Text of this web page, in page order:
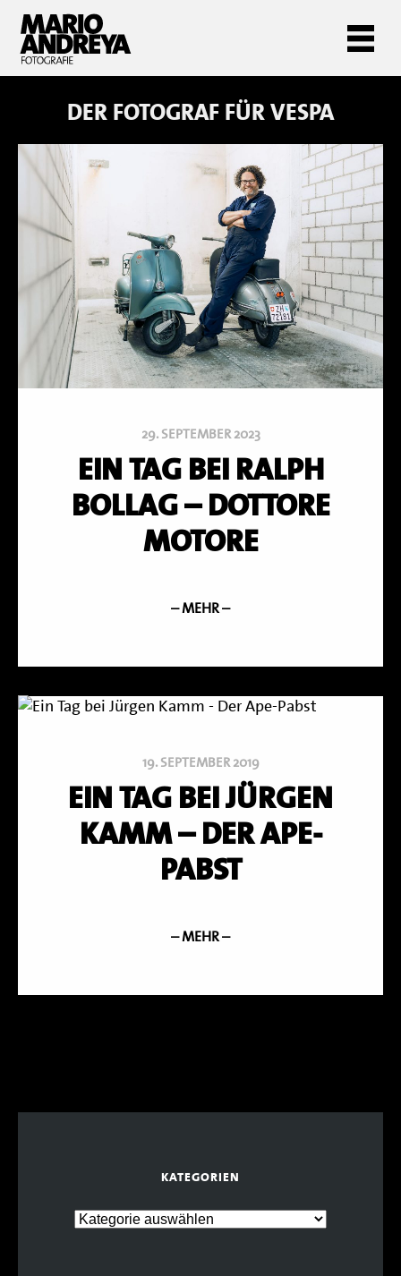
DER FOTOGRAF FÜRVESPA
29. SEPTEMBER 2023
EIN TAG BEI RALPH
BOLLAG – DOTTORE
MOTORE
– MEHR –
19. SEPTEMBER 2019
EIN TAG BEI JÜRGEN
KAMM – DER APE-
PABST
– MEHR –
KATEGORIEN